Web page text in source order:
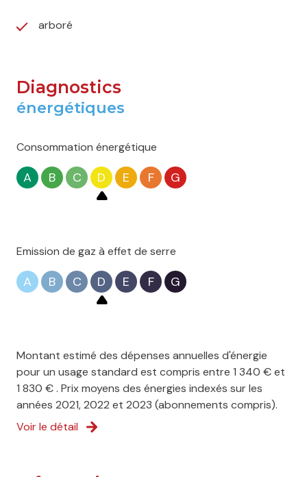
arboré
Diagnostics
énergétiques
Consommation énergétique
A B C D E F G
Emission de gaz à effet de serre
A B C D E F G
Montant estimé des dépenses annuelles d'énergie
pour un usage standard est compris entre 1 340 € et
1 830 € . Prix moyens des énergies indexés sur les
années 2021, 2022 et 2023 (abonnements compris).
Voir le détail